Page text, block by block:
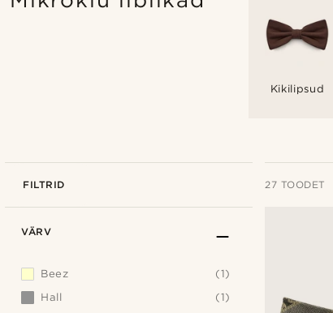
Kikilipsud
FILTRID 27 TOODET
VÄRV
Beez
(1)
Hall
(1)